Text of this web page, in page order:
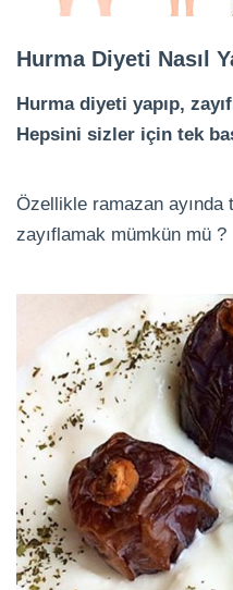
Hurma Diyeti Nasıl
Hurma diyeti yapıp,
Hepsini sizler için tek
Özellikle ramazan
zayıflamak mümkün mü ?